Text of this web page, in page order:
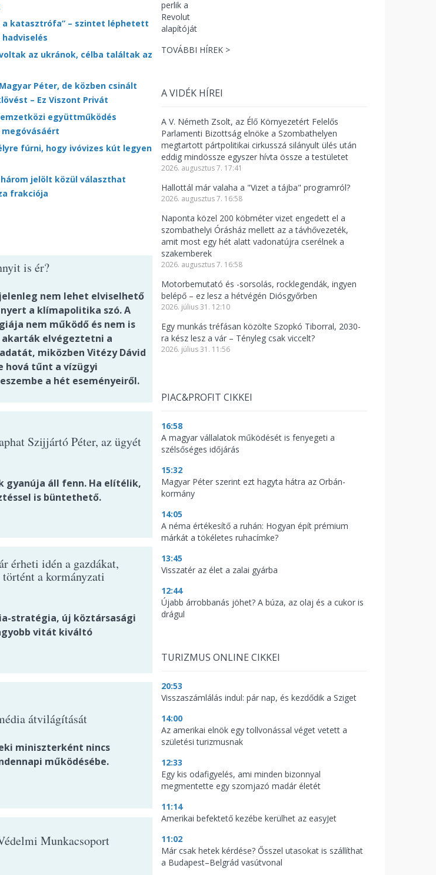
a katasztrófa” – szintet léphetett
az ukránok, célba találtak az
Péter, de közben csinált
– Ez Viszont Privát
együttműködés
fúrni, hogy ivóvizes kút legyen
jelölt közül választhat
frakciója
is ér?
nem lehet elviselhető
a klímapolitika szó. A
nem működő és nem is
akarták elvégeztetni a
miközben Vitézy Dávid
hová tűnt a vízügyi
a hét eseményeiről.
Szijjártó Péter, az ügyét
gyanúja áll fenn. Ha elítélik,
is büntethető.
érheti idén a gazdákat,
a kormányzati
stratégia, új köztársasági
vitát kiváltó
átvilágítását
miniszterként nincs
működésébe.
Munkacsoport
TOVÁBBI HÍREK >
A VIDÉK HÍREI
A V. Németh Zsolt, az Élő Környezetért Felelős
Parlamenti Bizottság elnöke a Szombathelyen
megtartott pártpolitikai cirkusszá silányult ülés után
eddig mindössze egyszer hívta össze a testületet
2026. augusztus 7. 17:41
Hallottál már valaha a "Vizet a tájba" programról?
2026. augusztus 7. 16:58
Naponta közel 200 köbméter vizet engedett el a
szombathelyi Órásház mellett az a távhővezeték,
amit most egy hét alatt vadonatújra cserélnek a
szakemberek
2026. augusztus 7. 16:58
Motorbemutató és -sorsolás, rocklegendák, ingyen
belépő – ez lesz a hétvégén Diósgyőrben
2026. július 31. 12:10
Egy munkás tréfásan közölte Szopkó Tiborral, 2030-
ra kész lesz a vár – Tényleg csak viccelt?
2026. július 31. 11:56
PIAC&PROFIT CIKKEI
16:58
A magyar vállalatok működését is fenyegeti a
szélsőséges időjárás
15:32
Magyar Péter szerint ezt hagyta hátra az Orbán-
kormány
14:05
A néma értékesítő a ruhán: Hogyan épít prémium
márkát a tökéletes ruhacímke?
13:45
Visszatér az élet a zalai gyárba
12:44
Újabb árrobbanás jöhet? A búza, az olaj és a cukor is
drágul
TURIZMUS ONLINE CIKKEI
20:53
Visszaszámlálás indul: pár nap, és kezdődik a Sziget
14:00
Az amerikai elnök egy tollvonással véget vetett a
születési turizmusnak
12:33
Egy kis odafigyelés, ami minden bizonnyal
megmentette egy szomjazó madár életét
11:14
Amerikai befektető kezébe kerülhet az easyJet
11:02
Már csak hetek kérdése? Ősszel utasokat is szállíthat
a Budapest–Belgrád vasútvonal